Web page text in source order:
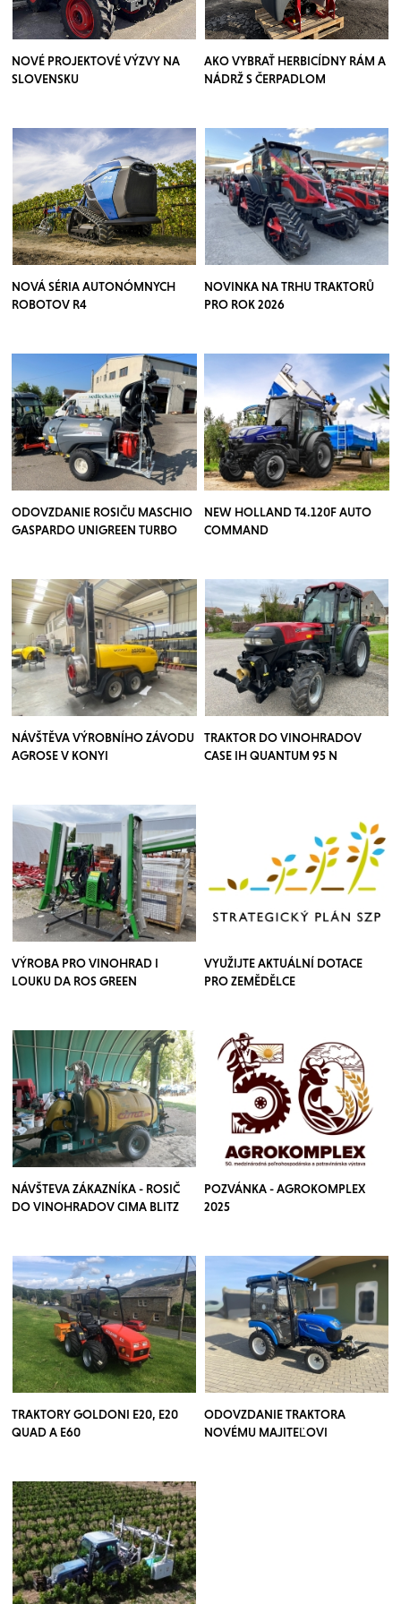
NOVÉ PROJEKTOVÉ VÝZVY NA
SLOVENSKU
AKO VYBRAŤ HERBICÍDNY RÁM A
NÁDRŽ S ČERPADLOM
NOVÁ SÉRIA AUTONÓMNYCH
ROBOTOV R4
NOVINKA NA TRHU TRAKTORŮ
PRO ROK 2026
ODOVZDANIE ROSIČU MASCHIO
GASPARDO UNIGREEN TURBO
NEW HOLLAND T4.120F AUTO
COMMAND
NÁVŠTĚVA VÝROBNÍHO ZÁVODU
AGROSE V KONYI
TRAKTOR DO VINOHRADOV
CASE IH QUANTUM 95 N
VÝROBA PRO VINOHRAD I
LOUKU DA ROS GREEN
VYUŽIJTE AKTUÁLNÍ DOTACE
PRO ZEMĚDĚLCE
NÁVŠTEVA ZÁKAZNÍKA - ROSIČ
DO VINOHRADOV CIMA BLITZ
POZVÁNKA - AGROKOMPLEX
2025
TRAKTORY GOLDONI E20, E20
QUAD A E60
ODOVZDANIE TRAKTORA
NOVÉMU MAJITEĽOVI